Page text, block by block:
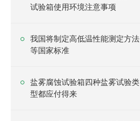
试验箱使用环境注意事项
我国将制定高低温性能测定方法
等国家标准
盐雾腐蚀试验箱四种盐雾试验类
型都应付得来